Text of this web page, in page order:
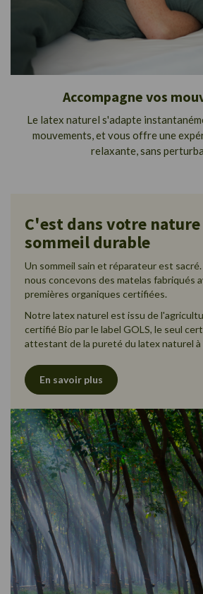
Accompagne vos
Le latex naturel s'adapte
mouvements, et vous offre une
relaxante, sans
C'est dans votre
sommeil durable
Un sommeil sain et réparateur est
nous concevons des matelas fabriqués
premières organiques certifiées.
Notre latex naturel est issu de
certifié Bio par le label GOLS, le seul
attestant de la pureté du latex naturel à
En savoir plus